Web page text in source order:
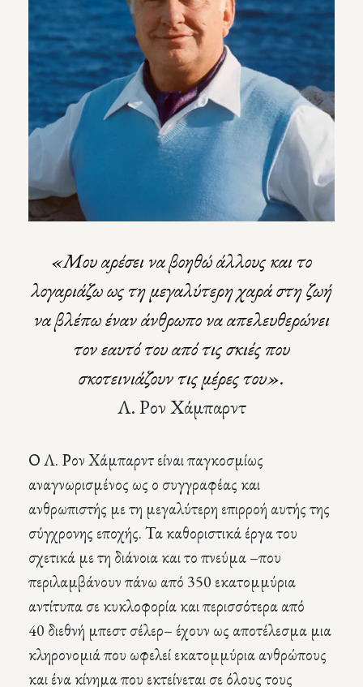
«Μου αρέσει να βοηθώ άλλους και το
λογαριάζω ως τη μεγαλύτερη χαρά στη ζωή
να βλέπω έναν άνθρωπο να απελευθερώνει
τον εαυτό του από τις σκιές που
σκοτεινιάζουν τις μέρες του».
Λ. Ρον Χάμπαρντ
Ο Λ. Ρον Χάμπαρντ είναι παγκοσμίως
αναγνωρισμένος ως ο συγγραφέας και
ανθρωπιστής με τη μεγαλύτερη επιρροή αυτής της
σύγχρονης εποχής. Τα καθοριστικά έργα του
σχετικά με τη διάνοια και το πνεύμα –που
περιλαμβάνουν πάνω από 350 εκατομμύρια
αντίτυπα σε κυκλοφορία και περισσότερα από
40 διεθνή μπεστ σέλερ– έχουν ως αποτέλεσμα μια
κληρονομιά που ωφελεί εκατομμύρια ανθρώπους
και ένα κίνημα που εκτείνεται σε όλους τους